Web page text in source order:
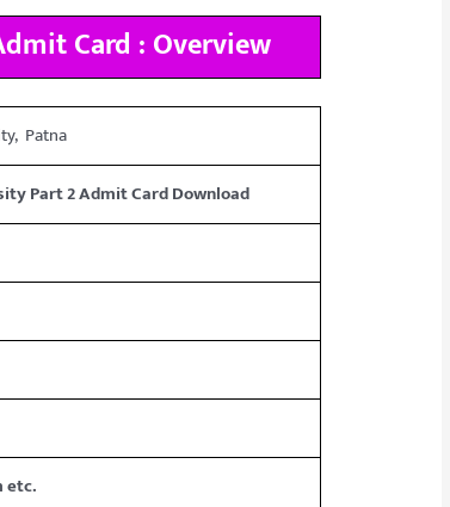
Card : Overview
Patna
Part 2 Admit Card Download
etc.